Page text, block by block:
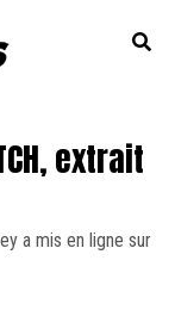
extrait
a mis en ligne sur